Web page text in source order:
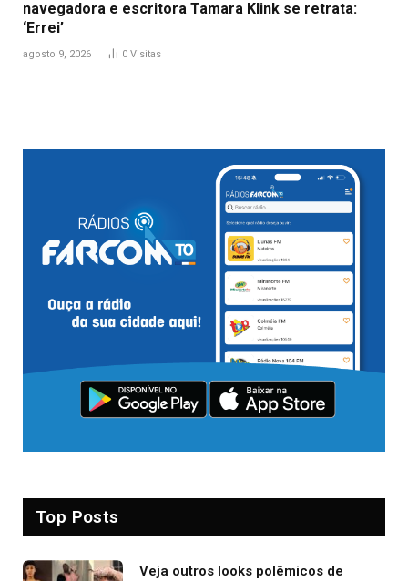
navegadora e escritora Tamara Klink se retrata:
‘Errei’
agosto 9, 2026 0 Visitas
Top Posts
Veja outros looks polêmicos de